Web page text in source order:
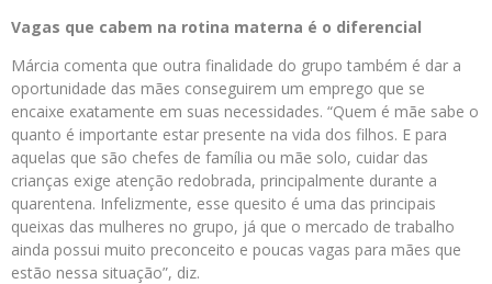
Vagas que cabem na rotina materna é o diferencial
Márcia comenta que outra finalidade do grupo também é dar a
oportunidade das mães conseguirem um emprego que se
encaixe exatamente em suas necessidades. “Quem é mãe sabe o
quanto é importante estar presente na vida dos filhos. E para
aquelas que são chefes de família ou mãe solo, cuidar das
crianças exige atenção redobrada, principalmente durante a
quarentena. Infelizmente, esse quesito é uma das principais
queixas das mulheres no grupo, já que o mercado de trabalho
ainda possui muito preconceito e poucas vagas para mães que
estão nessa situação”, diz.